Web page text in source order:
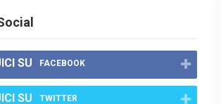
SU FACEBOOK
SU TWITTER